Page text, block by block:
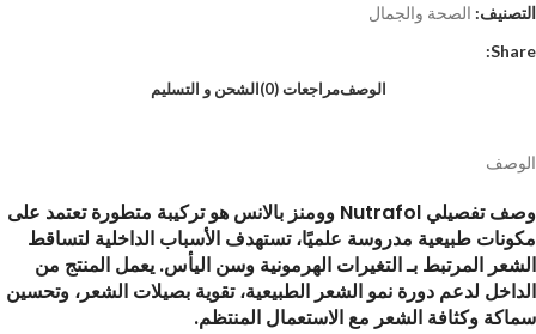
التصنيف: الصحة والجمال
Share:
الوصفمراجعات (0) الشحن و التسليم
الوصف
وصف تفصيلي Nutrafol وومنز بالانس هو تركيبة متطورة تعتمد على
مكونات طبيعية مدروسة علميًا، تستهدف الأسباب الداخلية لتساقط
الشعر المرتبط بـ التغيرات الهرمونية وسن اليأس. يعمل المنتج من
الداخل لدعم دورة نمو الشعر الطبيعية، تقوية بصيلات الشعر، وتحسين
سماكة وكثافة الشعر مع الاستعمال المنتظم.